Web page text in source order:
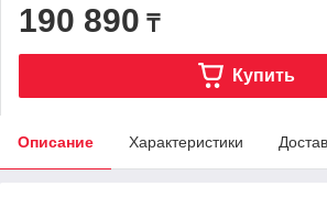
190 890 ₸
Купить
Описание Характеристики